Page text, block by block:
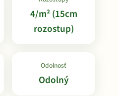
4/m² (15cm
rozostup)
Odolnosť
Odolný